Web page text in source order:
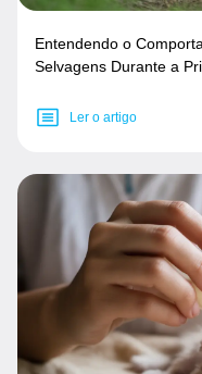
Entendendo o
Selvagens Durante a
Ler o artigo